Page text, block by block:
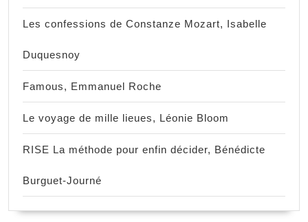
Les confessions de Constanze Mozart, Isabelle
Duquesnoy
Famous, Emmanuel Roche
Le voyage de mille lieues, Léonie Bloom
RISE La méthode pour enfin décider, Bénédicte
Burguet-Journé